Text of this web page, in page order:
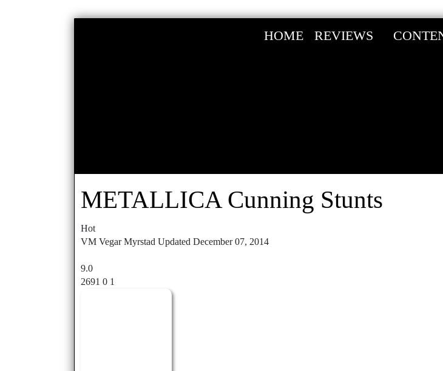
HOME REVIEWS
METALLICA Cunning Stunts
Hot
VM Vegar Myrstad Updated December 07, 2014
9.0
2691 0 1